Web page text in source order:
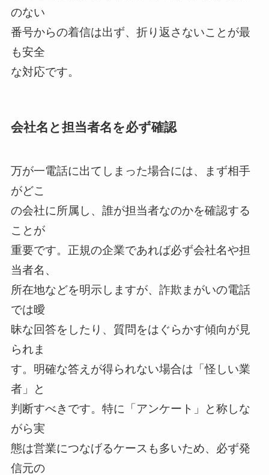
のない
番号からの着信は出ず、折り返さないことが最
も安全
な対応です。
会社名と担当者名を必ず確認
万が一電話に出てしまった場合には、まず相手
がどこ
の会社に所属し、誰が担当者なのかを確認する
ことが
重要です。正規の企業であれば必ず会社名や担
当者名、
所在地などを明示しますが、詐欺まがいの電話
では曖
昧な回答をしたり、質問をはぐらかす傾向が見
られま
す。明確な答えが得られない場合は「怪しい業
者」と
判断すべきです。特に「アンケート」と称しな
がら実
態は営業につなげるケースも多いため、必ず発
信元の